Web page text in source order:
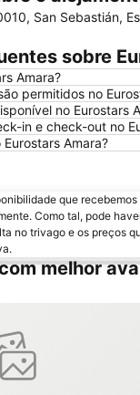
Antilla
Aiete
Acuario
Zarautz
Termas La
Le Petit
Zimizarga
La Grande
Gare
Igreja de
Loiola
San Sebastián,
sobre
Amara?
permitidos no
no Eurostars
in e check-out no
Amara?
que
Como tal, pode
no trivago e os preços
melhor
favoritos